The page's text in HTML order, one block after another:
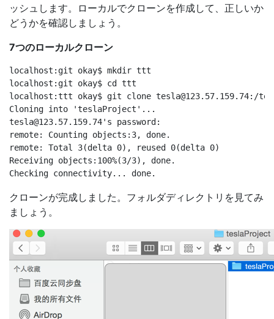
ッシュします。ローカルでクローンを作成して、正しいか
どうかを確認しましょう。
7つのローカルクローン
localhost:git okay$ mkdir ttt
localhost:git okay$ cd ttt
localhost:ttt okay$ git clone tesla@123.57.159.74:/
tesla@123.57.159.74's password:
remote: Counting objects:3, done.
remote: Total 3(delta 0), reused 0(delta 0)
Receiving objects:100%(3/3), done.
クローンが完成しました。フォルダディレクトリを見てみ
ましょう。